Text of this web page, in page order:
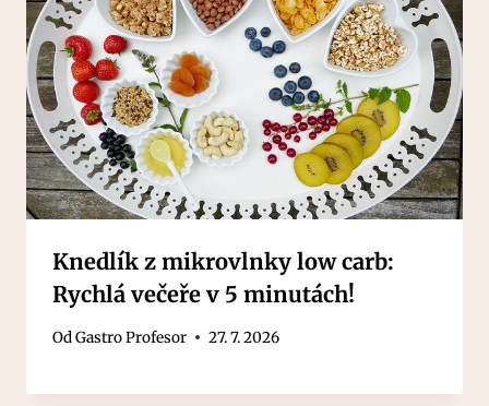
Knedlík z mikrovlnky low carb:
Rychlá večeře v 5 minutách!
OdGastro Profesor 27. 7. 2026